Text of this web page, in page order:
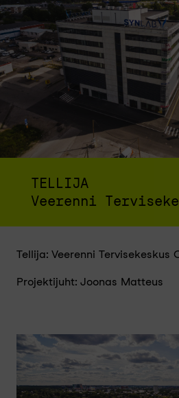
TELLIJA
Veerenni
Tellija: Veerenni Tervisekeskus
Projektijuht: Joonas Matteus